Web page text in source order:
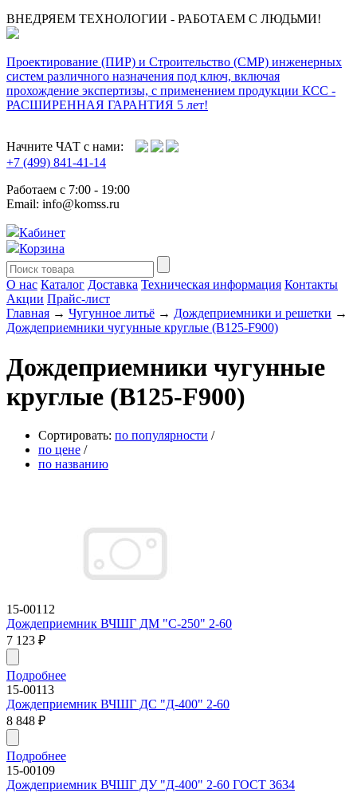
ВНЕДРЯЕМ ТЕХНОЛОГИИ - РАБОТАЕМ С ЛЮДЬМИ!
Проектирование (ПИР) и Cтроительство (СМР) инженерных
систем различного назначения под ключ, включая
прохождение экспертизы, с применением продукции КСС -
РАСШИРЕННАЯ ГАРАНТИЯ 5 лет!
Начните ЧАТ с нами:
+7 (499) 841-41-14
Работаем с 7:00 - 19:00
Email: info@komss.ru
Кабинет
Корзина
О нас Каталог Доставка Техническая информация Контакты
Акции Прайс-лист
Главная → Чугунное литьё → Дождеприемники и решетки →
Дождеприемники чугунные круглые (В125-F900)
Дождеприемники чугунные
круглые (В125-F900)
Сортировать: по популярности /
по цене /
по названию
15-00112
Дождеприемник ВЧШГ ДМ "С-250" 2-60
7 123 ₽
Подробнее
15-00113
Дождеприемник ВЧШГ ДС "Д-400" 2-60
8 848 ₽
Подробнее
15-00109
Дождеприемник ВЧШГ ДУ "Д-400" 2-60 ГОСТ 3634